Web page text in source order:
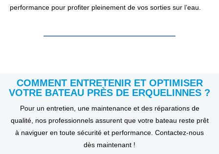
performance pour profiter pleinement de vos sorties sur l’eau.
COMMENT ENTRETENIR ET OPTIMISER
VOTRE BATEAU PRÈS DE ERQUELINNES ?
Pour un entretien, une maintenance et des réparations de
qualité, nos professionnels assurent que votre bateau reste prêt
à naviguer en toute sécurité et performance. Contactez-nous
dès maintenant !